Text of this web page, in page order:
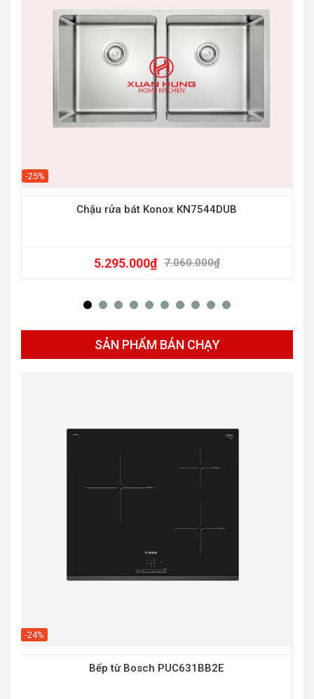
-25%
Chậu rửa bát Konox KN7544DUB
7.060.000₫
5.295.000₫
SẢN PHẨM BÁN CHẠY
-24%
Bếp từ Bosch PUC631BB2E